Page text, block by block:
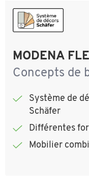
MODENA
Concepts de
Système de
Schäfer
Différentes
Mobilier